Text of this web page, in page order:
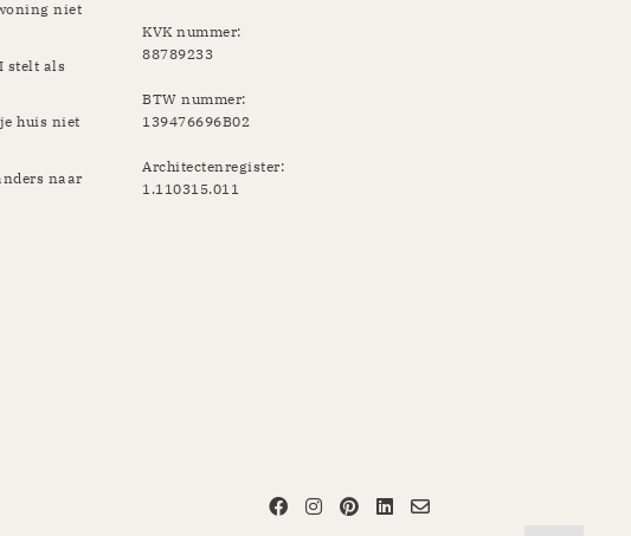
niet
stelt als
huis niet
naar
KVK nummer:
88789233
BTW nummer:
139476696B02
Architectenregister:
1.110315.011